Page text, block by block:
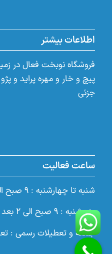
اطلاعات بیشتر
فروشگاه نوبخت فعال در
پیچ و خار و مهره پراید و
جزئی
ساعت فعالیت
شنبه تا چهارشنبه : ۹ صبح الی ۷ شب
پنجشنبه : ۹ صبح الی ۲ بعد از ظهر
جمعه و تعطیلات رسمی :